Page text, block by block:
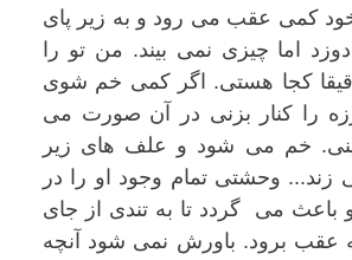
کمی عقب می رود و به زیر پای
اما چیزی نمی بیند. من تو را
کجا هستی. اگر کمی خم شوی
را کنار بزنی در آن صورت می
خم می شود و علف های زیر
وحشتی تمام وجود او را در
می گردد تا به تندی از جای
عقب برود. باورش نمی شود آنچه